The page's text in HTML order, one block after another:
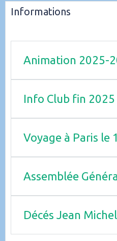
Informations
Animation 2025-
Info Club fin 2025
Voyage à Paris le
Assemblée
Décés Jean